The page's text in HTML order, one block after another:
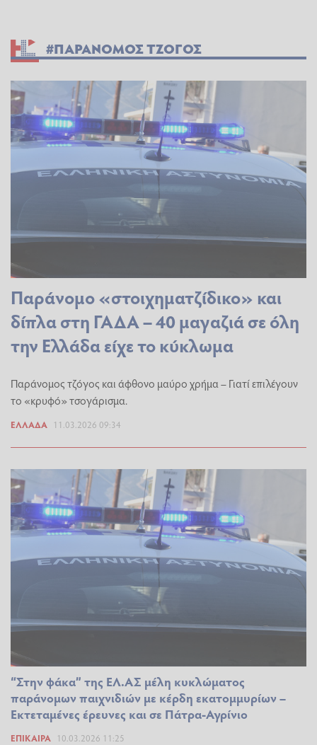
#ΠΑΡΑΝΟΜΟΣ ΤΖΟΓΟΣ
Παράνομο «στοιχηματζίδικο» και
δίπλα στη ΓΑΔΑ – 40 μαγαζιά σε όλη
την Ελλάδα είχε το κύκλωμα
Παράνομος τζόγος και άφθονο μαύρο χρήμα – Γιατί επιλέγουν
το «κρυφό» τσογάρισμα.
ΕΛΛΆΔΑ 11.03.2026 09:34
“Στην φάκα” της ΕΛ.ΑΣ μέλη κυκλώματος
παράνομων παιχνιδιών με κέρδη εκατομμυρίων –
Εκτεταμένες έρευνες και σε Πάτρα-Αγρίνιο
ΕΠΊΚΑΙΡΑ 10.03.2026 11:25